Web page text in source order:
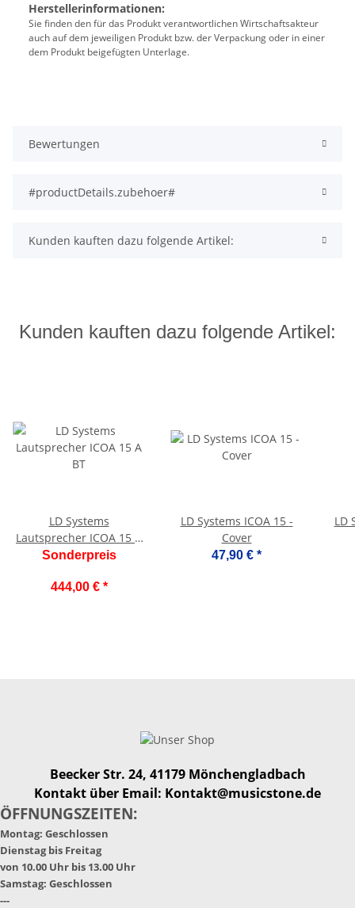
Herstellerinformationen:
Sie finden den für das Produkt verantwortlichen Wirtschaftsakteur
auch auf dem jeweiligen Produkt bzw. der Verpackung oder in einer
dem Produkt beigefügten Unterlage.
Bewertungen
#productDetails.zubehoer#
Kunden kauften dazu folgende Artikel:
Kunden kauften dazu folgende Artikel:
LD Systems
Lautsprecher ICOA 15 A
BT
Sonderpreis
444,00 € *
LD Systems ICOA 15 -
Cover
47,90 € *
LD
Beecker Str. 24, 41179 Mönchengladbach
Kontakt über Email: Kontakt@musicstone.de
ÖFFNUNGSZEITEN:
Montag: Geschlossen
Dienstag bis Freitag
von 10.00 Uhr bis 13.00 Uhr
Samstag: Geschlossen
---